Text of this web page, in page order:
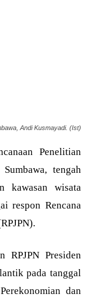
Andi Kusmayadi. (Ist)
Penelitian
tengah
kawasan wisata
respon Rencana
RPJPN Presiden
pada tanggal
dan